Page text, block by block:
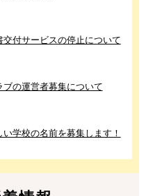
交付サービスの停止について
ブの運営者募集について
い学校の名前を募集します！